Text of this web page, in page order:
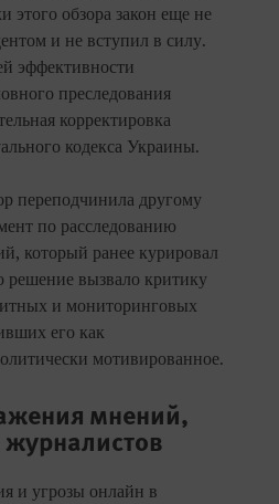
этого обзора закон еще не
и не вступил в силу.
эффективности
преследования
корректировка
кодекса Украины.
переподчинила другому
по расследованию
который ранее курировал
вызвало критику
и мониторинговых
его как
мотивированное.
мнений,
и угрозы онлайн в